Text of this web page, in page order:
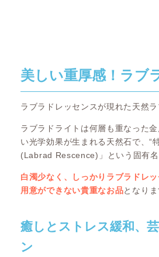
美しい重厚感！ラブ
ラブラドレッセンスが現れた天然
ラブラドライトは何層も重なった
い光学効果が生まれる天然石で、“
(Labrad Rescence)」という固有名
白濁少なく、しっかりラブラドレ
用意ができない貴重なお品となりま
癒しとストレス緩和、
ン